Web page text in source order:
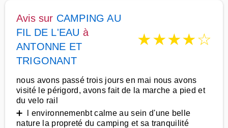
Avis sur CAMPING AU
FIL DE L'EAU à
ANTONNE ET
TRIGONANT
★★★★☆
nous avons passé trois jours en mai nous avons
visité le périgord, avons fait de la marche a pied et
du velo rail
➕ l environnemenbt calme au sein d'une belle
nature la propreté du camping et sa tranquilité